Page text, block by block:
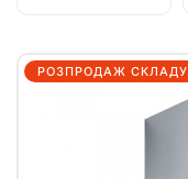
РОЗПРОДАЖ СКЛАДУ